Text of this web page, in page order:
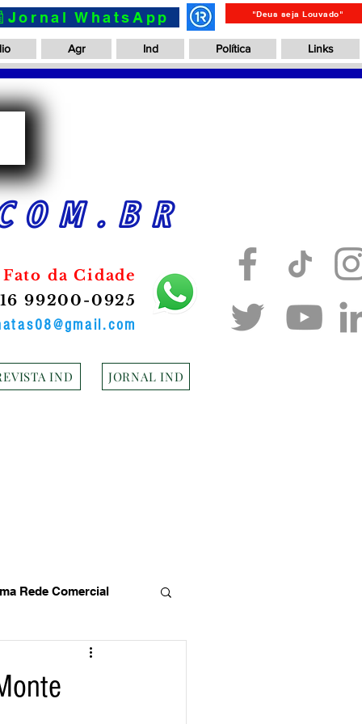
WhatsApp "Deus seja Louvado"
Agr Ind Política Links
da Cidade
16 99200-0925
IND JORNAL IND
Rede Comercial
Empresa Brasileira